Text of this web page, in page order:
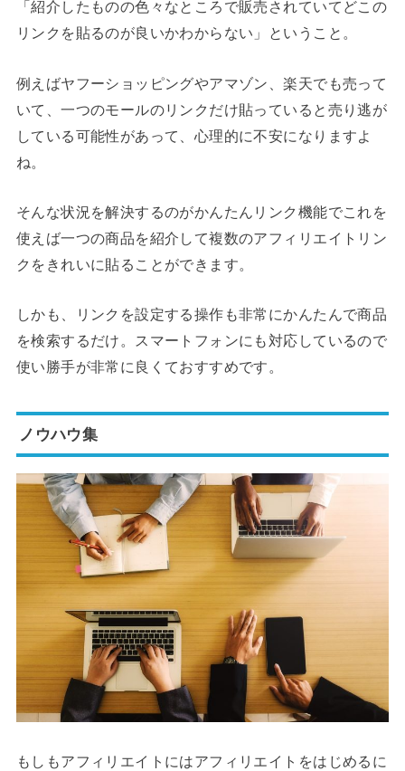
「紹介したものの色々なところで販売されていてどこの
リンクを貼るのが良いかわからない」ということ。
例えばヤフーショッピングやアマゾン、楽天でも売って
いて、一つのモールのリンクだけ貼っていると売り逃が
している可能性があって、心理的に不安になりますよ
ね。
そんな状況を解決するのがかんたんリンク機能でこれを
使えば一つの商品を紹介して複数のアフィリエイトリン
クをきれいに貼ることができます。
しかも、リンクを設定する操作も非常にかんたんで商品
を検索するだけ。スマートフォンにも対応しているので
使い勝手が非常に良くておすすめです。
ノウハウ集
もしもアフィリエイトにはアフィリエイトをはじめるに